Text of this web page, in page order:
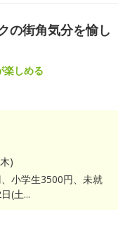
の街角気分を愉し
楽しめる
)
小学生3500円、未就
(土...